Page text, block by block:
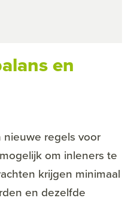
en
nieuwe regels voor
om inleners te
krijgen minimaal
en dezelfde